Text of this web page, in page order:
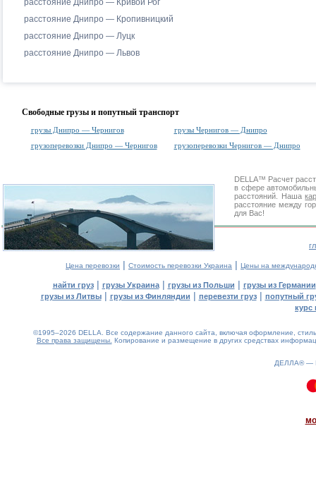
расстояние Днипро — Кривой Рог
расстояние Днипро — Кропивницкий
расстояние Днипро — Луцк
расстояние Днипро — Львов
Свободные грузы и попутный транспорт
грузы Днипро — Чернигов
грузы Чернигов — Днипро
грузоперевозки Днипро — Чернигов
грузоперевозки Чернигов — Днипро
DELLA™ Расчет
в сфере
расстояний. Наша
расстояние между
для Вас!
Цена перевозки | Стоимость перевозки Украина | Цены на
найти груз| грузы Украина| грузы из Польши | грузы из Германии
грузы из Литвы| грузы из Финляндии | перевезти груз| попутный
курс
©1995–2026 DELLA. Все содержание данного сайта, включая оформление,
Все права защищены. Копирование и размещение в других средствах
ДЕЛЛА® —